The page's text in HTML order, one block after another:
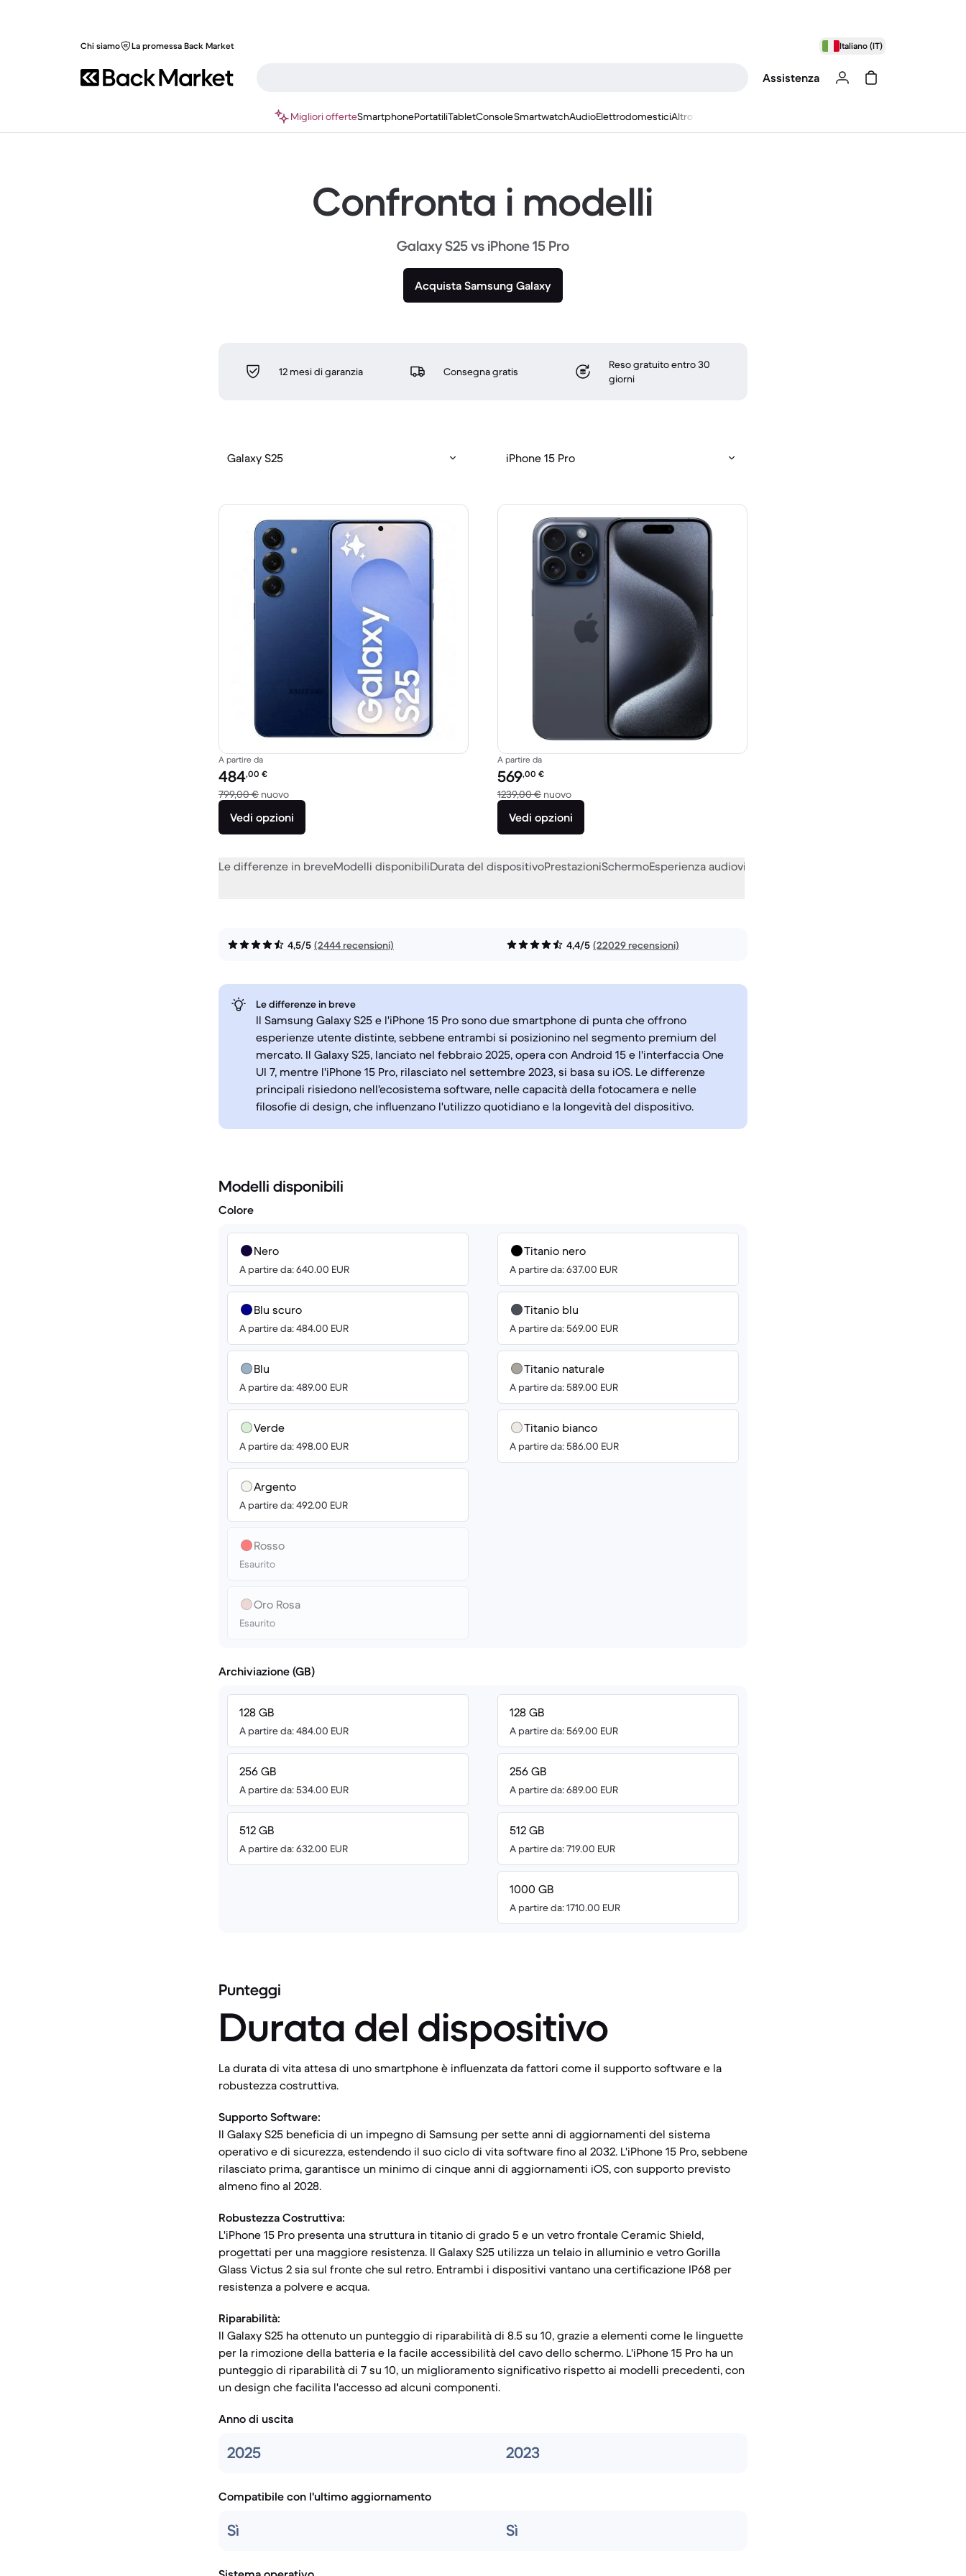
Chi siamo La promessa Back Market Italiano (IT)
Assistenza
Migliori offerteSmartphonePortatiliTabletConsoleSmartwatchAudioElettrodomesticiAltro
Confronta i modelli
Galaxy S25 vs iPhone 15 Pro
Acquista Samsung Galaxy
12 mesi di garanzia Consegna gratis
Reso gratuito entro 30
giorni
Galaxy S25 iPhone 15 Pro
A partire da
Prezzo del ricondizionato:
484,00 €
799,00 € nuovoRispetto a 799,00 € del nuovo
Vedi opzioni
A partire da
Prezzo del ricondizionato:
569,00 €
1239,00 € nuovoRispetto a 1239,00 € del nuovo
Vedi opzioni
Le differenze in breveModelli disponibiliDurata del dispositivoPrestazioniSchermoEsperienza audiovisiva
4,5/5 (2444 recensioni) 4,4/5 (22029 recensioni)
Le differenze in breve
Il Samsung Galaxy S25 e l'iPhone 15 Pro sono due smartphone di punta che offrono
esperienze utente distinte, sebbene entrambi si posizionino nel segmento premium del
mercato. Il Galaxy S25, lanciato nel febbraio 2025, opera con Android 15 e l'interfaccia One
UI 7, mentre l'iPhone 15 Pro, rilasciato nel settembre 2023, si basa su iOS. Le differenze
principali risiedono nell'ecosistema software, nelle capacità della fotocamera e nelle
filosofie di design, che influenzano l'utilizzo quotidiano e la longevità del dispositivo.
Modelli disponibili
Colore
Nero
A partire da: 640.00 EUR
Blu scuro
A partire da: 484.00 EUR
Blu
A partire da: 489.00 EUR
Verde
A partire da: 498.00 EUR
Argento
A partire da: 492.00 EUR
Rosso
Esaurito
Oro Rosa
Esaurito
Titanio nero
A partire da: 637.00 EUR
Titanio blu
A partire da: 569.00 EUR
Titanio naturale
A partire da: 589.00 EUR
Titanio bianco
A partire da: 586.00 EUR
Archiviazione (GB)
128 GB
A partire da: 484.00 EUR
256 GB
A partire da: 534.00 EUR
512 GB
A partire da: 632.00 EUR
128 GB
A partire da: 569.00 EUR
256 GB
A partire da: 689.00 EUR
512 GB
A partire da: 719.00 EUR
1000 GB
A partire da: 1710.00 EUR
Punteggi
Durata del dispositivo
La durata di vita attesa di uno smartphone è influenzata da fattori come il supporto software e la
robustezza costruttiva.
Supporto Software:
Il Galaxy S25 beneficia di un impegno di Samsung per sette anni di aggiornamenti del sistema
operativo e di sicurezza, estendendo il suo ciclo di vita software fino al 2032. L'iPhone 15 Pro, sebbene
rilasciato prima, garantisce un minimo di cinque anni di aggiornamenti iOS, con supporto previsto
almeno fino al 2028.
Robustezza Costruttiva:
L'iPhone 15 Pro presenta una struttura in titanio di grado 5 e un vetro frontale Ceramic Shield,
progettati per una maggiore resistenza. Il Galaxy S25 utilizza un telaio in alluminio e vetro Gorilla
Glass Victus 2 sia sul fronte che sul retro. Entrambi i dispositivi vantano una certificazione IP68 per
resistenza a polvere e acqua.
Riparabilità:
Il Galaxy S25 ha ottenuto un punteggio di riparabilità di 8.5 su 10, grazie a elementi come le linguette
per la rimozione della batteria e la facile accessibilità del cavo dello schermo. L'iPhone 15 Pro ha un
punteggio di riparabilità di 7 su 10, un miglioramento significativo rispetto ai modelli precedenti, con
un design che facilita l'accesso ad alcuni componenti.
Anno di uscita
2025 2023
Compatibile con l'ultimo aggiornamento
Sì Sì